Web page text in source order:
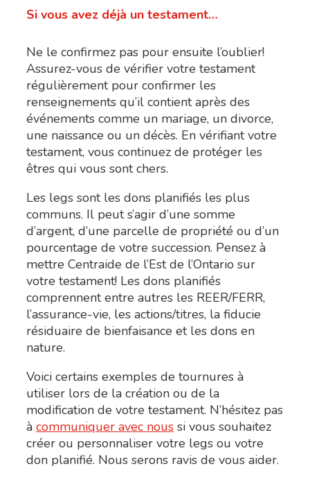
Si vous avez déjà un testament…
Ne le confirmez pas pour ensuite l’oublier!
Assurez-vous de vérifier votre testament
régulièrement pour confirmer les
renseignements qu’il contient après des
événements comme un mariage, un divorce,
une naissance ou un décès. En vérifiant votre
testament, vous continuez de protéger les
êtres qui vous sont chers.
Les legs sont les dons planifiés les plus
communs. Il peut s’agir d’une somme
d’argent, d’une parcelle de propriété ou d’un
pourcentage de votre succession. Pensez à
mettre Centraide de l’Est de l’Ontario sur
votre testament! Les dons planifiés
comprennent entre autres les REER/FERR,
l’assurance-vie, les actions/titres, la fiducie
résiduaire de bienfaisance et les dons en
nature.
Voici certains exemples de tournures à
utiliser lors de la création ou de la
modification de votre testament. N’hésitez pas
à communiquer avec nous si vous souhaitez
créer ou personnaliser votre legs ou votre
don planifié. Nous serons ravis de vous aider.